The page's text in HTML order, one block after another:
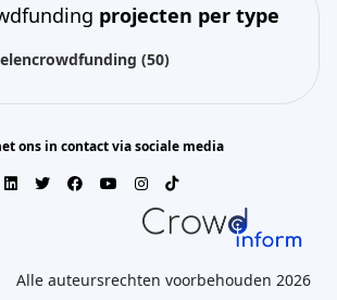
projecten per type
(50)
ons in contact via sociale media
Alle auteursrechten voorbehouden 2026